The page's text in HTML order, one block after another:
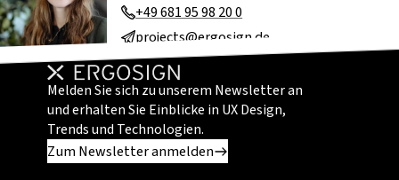
+49 681 95 98 20 0
projects@ergosign.de
Melden Sie sich zu unserem Newsletter an
und erhalten Sie Einblicke in UX Design,
Trends und Technologien.
Zum Newsletter anmelden